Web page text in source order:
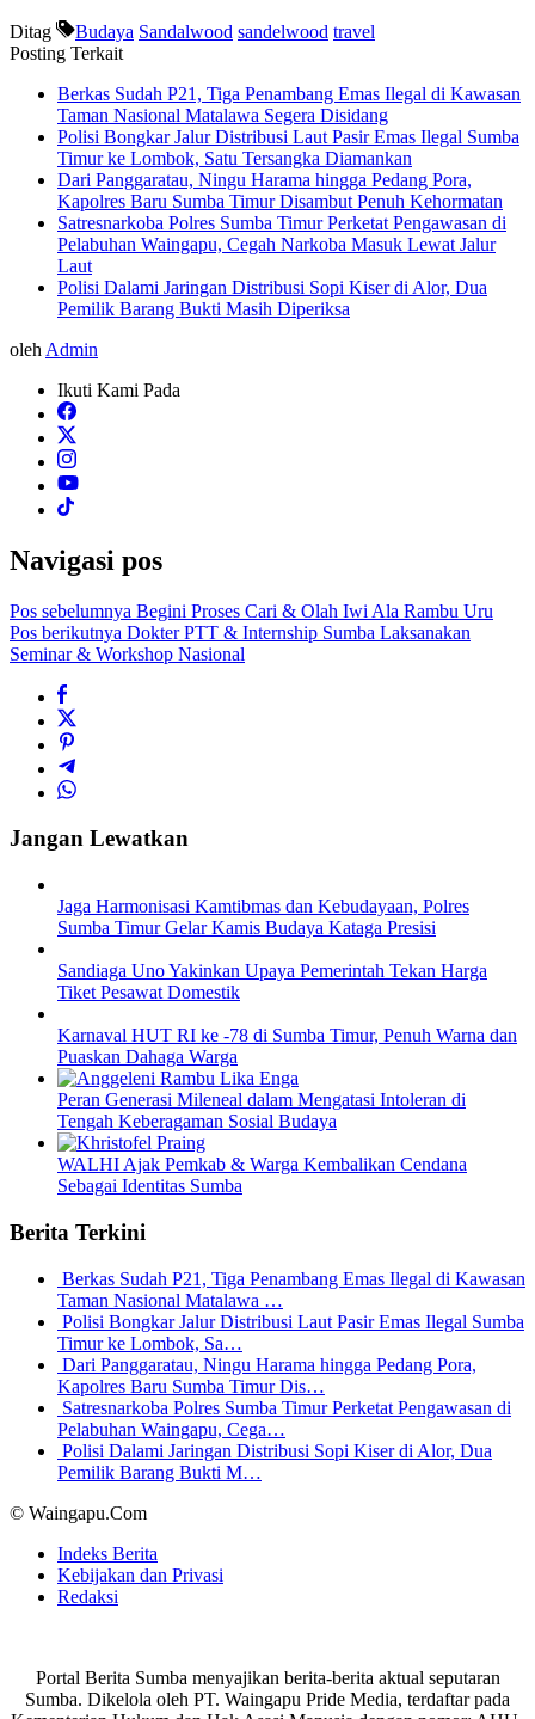
Ditag Budaya Sandalwood sandelwood travel
Posting Terkait
Berkas Sudah P21, Tiga Penambang Emas Ilegal di Kawasan
Taman Nasional Matalawa Segera Disidang
Polisi Bongkar Jalur Distribusi Laut Pasir Emas Ilegal Sumba
Timur ke Lombok, Satu Tersangka Diamankan
Dari Panggaratau, Ningu Harama hingga Pedang Pora,
Kapolres Baru Sumba Timur Disambut Penuh Kehormatan
Satresnarkoba Polres Sumba Timur Perketat Pengawasan di
Pelabuhan Waingapu, Cegah Narkoba Masuk Lewat Jalur
Laut
Polisi Dalami Jaringan Distribusi Sopi Kiser di Alor, Dua
Pemilik Barang Bukti Masih Diperiksa
oleh Admin
Ikuti Kami Pada
Navigasi pos
Pos sebelumnya Begini Proses Cari & Olah Iwi Ala Rambu Uru
Pos berikutnya Dokter PTT & Internship Sumba Laksanakan
Seminar & Workshop Nasional
Jangan Lewatkan
Jaga Harmonisasi Kamtibmas dan Kebudayaan, Polres
Sumba Timur Gelar Kamis Budaya Kataga Presisi
Sandiaga Uno Yakinkan Upaya Pemerintah Tekan Harga
Tiket Pesawat Domestik
Karnaval HUT RI ke -78 di Sumba Timur, Penuh Warna dan
Puaskan Dahaga Warga
Peran Generasi Mileneal dalam Mengatasi Intoleran di
Tengah Keberagaman Sosial Budaya
WALHI Ajak Pemkab & Warga Kembalikan Cendana
Sebagai Identitas Sumba
Berita Terkini
Berkas Sudah P21, Tiga Penambang Emas Ilegal di Kawasan
Taman Nasional Matalawa …
Polisi Bongkar Jalur Distribusi Laut Pasir Emas Ilegal Sumba
Timur ke Lombok, Sa…
Dari Panggaratau, Ningu Harama hingga Pedang Pora,
Kapolres Baru Sumba Timur Dis…
Satresnarkoba Polres Sumba Timur Perketat Pengawasan di
Pelabuhan Waingapu, Cega…
Polisi Dalami Jaringan Distribusi Sopi Kiser di Alor, Dua
Pemilik Barang Bukti M…
© Waingapu.Com
Indeks Berita
Kebijakan dan Privasi
Redaksi
Portal Berita Sumba menyajikan berita-berita aktual seputaran
Sumba. Dikelola oleh PT. Waingapu Pride Media, terdaftar pada